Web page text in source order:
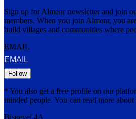
Sign up for Almenr newsletter and join
members. When you join Almenr, you
build villages and communities where
EMAIL
Follow
* You also get a free profile on our
minded people. You can read more
Bispevej 4A